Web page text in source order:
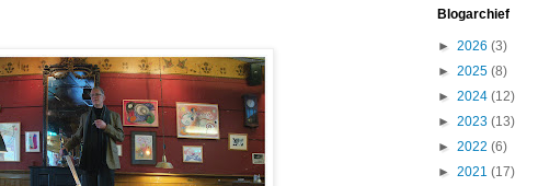
Blogarchief
► 2026 (3)
► 2025 (8)
► 2024 (12)
► 2023 (13)
► 2022 (6)
► 2021 (17)